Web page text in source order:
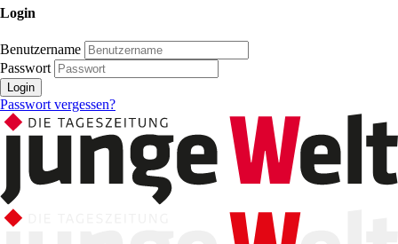
Login
Benutzername
Passwort
Login
Passwort vergessen?